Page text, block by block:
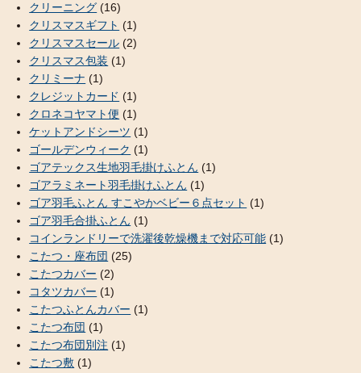
クリーニング (16)
クリスマスギフト (1)
クリスマスセール (2)
クリスマス包装 (1)
クリミーナ (1)
クレジットカード (1)
クロネコヤマト便 (1)
ケットアンドシーツ (1)
ゴールデンウィーク (1)
ゴアテックス生地羽毛掛けふとん (1)
ゴアラミネート羽毛掛けふとん (1)
ゴア羽毛ふとん すこやかベビー６点セット (1)
ゴア羽毛合掛ふとん (1)
コインランドリーで洗濯後乾燥機まで対応可能 (1)
こたつ・座布団 (25)
こたつカバー (2)
コタツカバー (1)
こたつふとんカバー (1)
こたつ布団 (1)
こたつ布団別注 (1)
こたつ敷 (1)